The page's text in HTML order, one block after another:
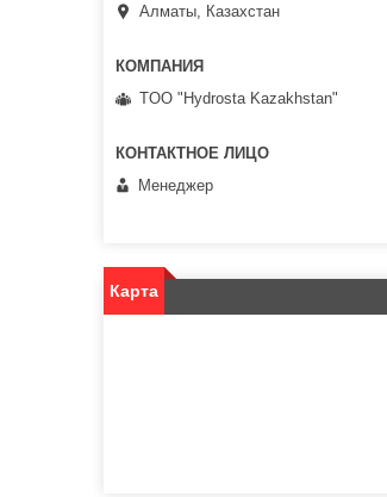
Алматы, Казахстан
TOO "Hydrosta Kazakhstan"
Менеджер
Карта